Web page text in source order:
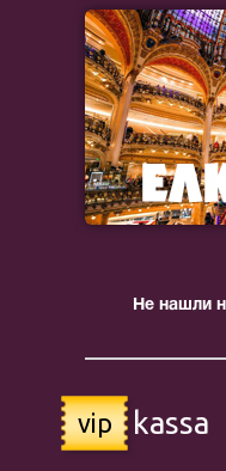
Не нашли
vip kassa